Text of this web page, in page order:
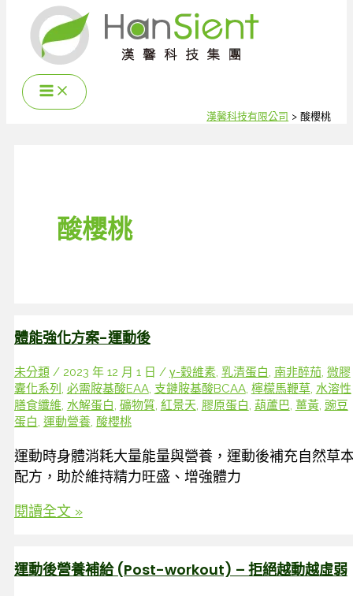
漢馨科技有限公司 酸櫻桃
酸櫻桃
體能強化方案-運動後
未分類 / 2023 年 12 月 1 日 / γ-穀維素, 乳清蛋白, 南非醉茄, 微膠
囊化系列 , 必需胺基酸EAA, 支鏈胺基酸BCAA, 檸檬馬鞭草, 水溶性
膳食纖維, 水解蛋白, 礦物質, 紅景天, 膠原蛋白, 葫蘆巴, 薑黃, 豌豆
蛋白, 運動營養, 酸櫻桃
運動時身體消耗大量能量與營養，運動後補充自然草
配方，助於維持精力旺盛、增強體力
體
化
閱讀全文 »
運動後營養補給 (Post-workout) – 拒絕越動越虛弱